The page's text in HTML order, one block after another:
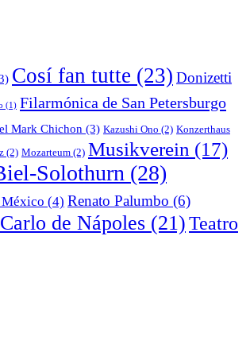
Cosí fan tutte (23) Donizetti
(1) Filarmónica de San Petersburgo
Mark Chichon (3) Kazushi Ono (2) Konzerthaus
(2) Mozarteum (2) Musikverein (17)
Solothurn (28)
(4) Renato Palumbo (6)
de Nápoles (21)Teatro